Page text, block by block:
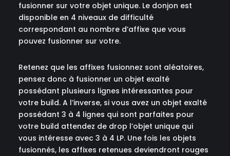
fusionner sur votre objet unique. Le donjon est
disponible en 4 niveaux de difficulté
correspondant au nombre d’affixe que vous
pouvez fusionner sur votre.
Retenez que les affixes fusionnez sont aléatoires,
pensez donc à fusionner un objet exalté
possédant plusieurs lignes intéressantes pour
votre build. A l’inverse, si vous avez un objet exalté
possédant 3 à 4 lignes qui sont parfaites pour
votre build attendez de drop l’objet unique qui
vous intéresse avec 3 à 4 LP. Une fois les objets
fusionnés, les affixes retenues deviendront rouges